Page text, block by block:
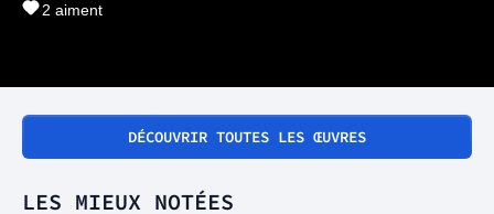
2 aiment
DÉCOUVRIR TOUTES LES ŒUVRES
LES MIEUX NOTÉES